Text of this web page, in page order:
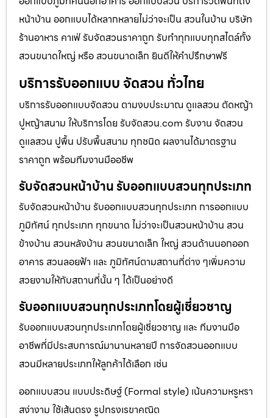
หน้าบ้าน ออกแบบได้หลากหลายไม่ว่าจะเป็น สวนในบ้าน บริษัท
ร้านอาหาร คาเฟ่ รับจัดสวนราคาถูก รับทำทุกแบบทุกสไตล์ทั้ง
สวนขนาดใหญ่ หรือ สวนขนาดเล็ก ยินดีให้คำปรึกษาฟรี
บริการรับออกแบบ จัดสวน ทั่วไทย
บริการรับออกแบบจัดสวน ตามงบประมาณ ดูเเลสวน ตัดหญ้า
ปูหญ้าสนาม ให้บริการโดย รับจัดสวน.com รับงาน จัดสวน
ดูแลสวน ปูพื้น ปรับพื้นสนาม ทุกชนิด ผลงานได้มาตรฐาน
ราคาถูก พร้อมทีมงานมืออชีพ
รับจัดสวนหน้าบ้าน รับออกแบบสวนทุกประเภท
รับจัดสวนหน้าบ้าน รับออกแบบสวนทุกประเภท การออกแบบ
ภูมิทัศน์ ทุกประเภท ทุกขนาด ไม่ว่าจะเป็นสวนหน้าบ้าน สวน
ข้างบ้าน สวนหลังบ้าน สวนขนาดเล็ก ใหญ่ สวนด้านนอกออก
อาคาร สวนลอยฟ้า และ ภูมิทัศน์ตามสถานที่ต่าง ๆเพิ่มความ
สวยงามให้กับสถานที่นั้น ๆ ได้เป็นอย่างดี
รับออกแบบสวนทุกประเภทโดยผู้เชี่ยวชาญ
รับออกแบบสวนทุกประเภทโดยผู้เชี่ยวชาญ และ ทีมงานมือ
อาชีพที่มีประสบการณ์มานานหลายปี การจัดสวนออกแบบ
สวนมีหลายประเภทให้ลูกค้าได้เลือก เช่น
ออกแบบสวน แบบประดิษฐ์ (Formal style) เน้นความหรูหรา
สง่างาม ใช้เส้นตรง รูปทรงเรขาคณิต